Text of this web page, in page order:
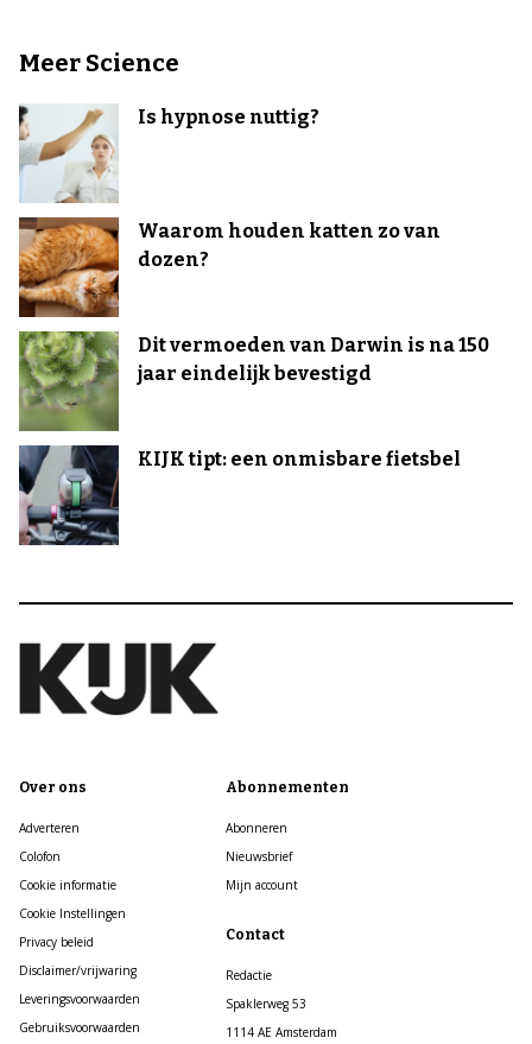
Meer Science
Is hypnose nuttig?
Waarom houden katten zo van
dozen?
Dit vermoeden van Darwin is na 150
jaar eindelijk bevestigd
KIJK tipt: een onmisbare fietsbel
Over ons
Adverteren
Colofon
Cookie informatie
Cookie Instellingen
Privacy beleid
Disclaimer/vrijwaring
Leveringsvoorwaarden
Gebruiksvoorwaarden
Abonnementen
Abonneren
Nieuwsbrief
Mijn account
Contact
Redactie
Spaklerweg 53
1114 AE Amsterdam